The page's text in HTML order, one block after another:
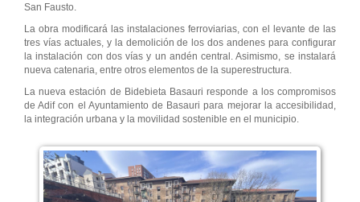
San Fausto.
La obra modificará las instalaciones ferroviarias, con el levante de las
tres vías actuales, y la demolición de los dos andenes para configurar
la instalación con dos vías y un andén central. Asimismo, se instalará
nueva catenaria, entre otros elementos de la superestructura.
La nueva estación de Bidebieta Basauri responde a los compromisos
de Adif con el Ayuntamiento de Basauri para mejorar la accesibilidad,
la integración urbana y la movilidad sostenible en el municipio.